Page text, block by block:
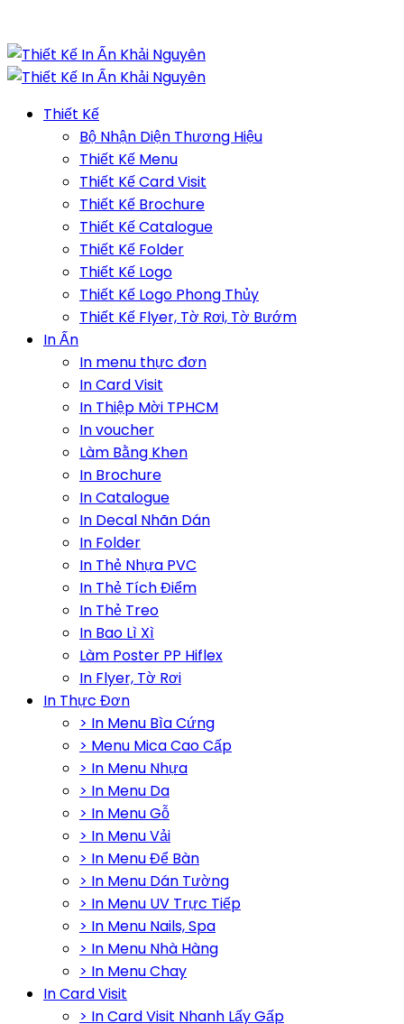
Thiết Kế
Bộ Nhận Diện Thương Hiệu
Thiết Kế Menu
Thiết Kế Card Visit
Thiết Kế Brochure
Thiết Kế Catalogue
Thiết Kế Folder
Thiết Kế Logo
Thiết Kế Logo Phong Thủy
Thiết Kế Flyer, Tờ Rơi, Tờ Bướm
In Ấn
In menu thực đơn
In Card Visit
In Thiệp Mời TPHCM
In voucher
Làm Bằng Khen
In Brochure
In Catalogue
In Decal Nhãn Dán
In Folder
In Thẻ Nhựa PVC
In Thẻ Tích Điểm
In Thẻ Treo
In Bao Lì Xì
Làm Poster PP Hiflex
In Flyer, Tờ Rơi
In Thực Đơn
> In Menu Bìa Cứng
> Menu Mica Cao Cấp
> In Menu Nhựa
> In Menu Da
> In Menu Gỗ
> In Menu Vải
> In Menu Để Bàn
> In Menu Dán Tường
> In Menu UV Trực Tiếp
> In Menu Nails, Spa
> In Menu Nhà Hàng
> In Menu Chay
In Card Visit
> In Card Visit Nhanh Lấy Gấp